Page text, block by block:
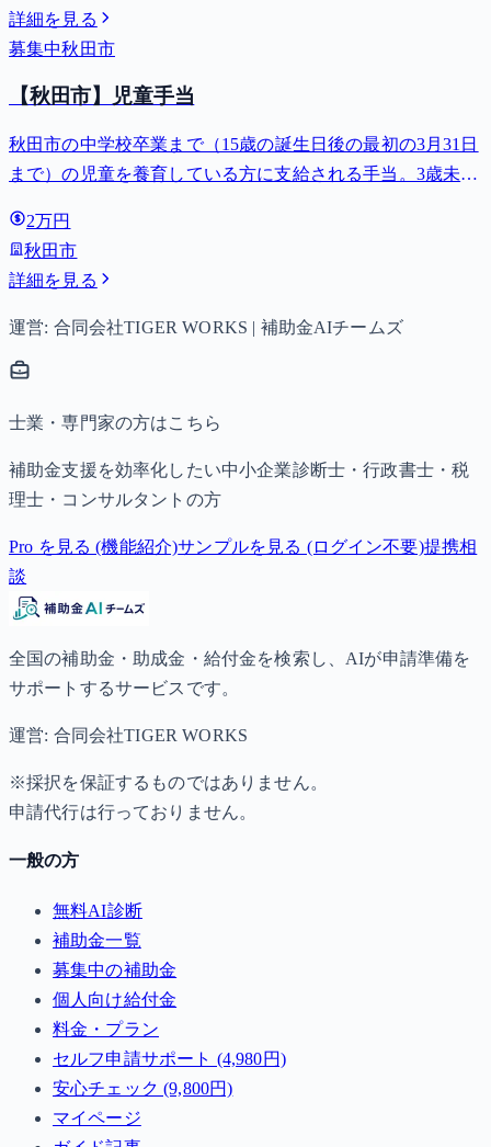
詳細を見る
募集中秋田市
【秋田市】児童手当
秋田市の中学校卒業まで（15歳の誕生日後の最初の3月31日
まで）の児童を養育している方に支給される手当。3歳未満
子以降は15,000円）、中学生は月額10,000円。
2万円
秋田市
詳細を見る
運営: 合同会社TIGER WORKS | 補助金AIチームズ
士業・専門家の方はこちら
補助金支援を効率化したい中小企業診断士・行政書士・税
理士・コンサルタントの方
Pro を見る (機能紹介)サンプルを見る (ログイン不要)提携相
談
全国の補助金・助成金・給付金を検索し、AIが申請準備を
サポートするサービスです。
運営: 合同会社TIGER WORKS
※採択を保証するものではありません。
申請代行は行っておりません。
一般の方
無料AI診断
補助金一覧
募集中の補助金
個人向け給付金
料金・プラン
セルフ申請サポート (4,980円)
安心チェック (9,800円)
マイページ